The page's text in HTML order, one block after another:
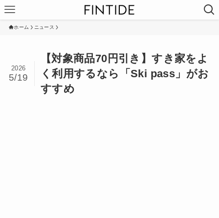
ホーム ニュース
【対象商品70円引き】すき家をよ
く利用するなら「Ski pass」がお
すすめ
2026
5/19